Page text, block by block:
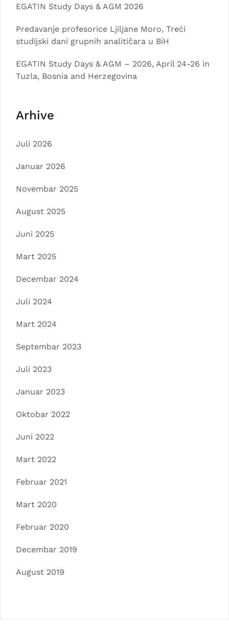
EGATIN Study Days & AGM 2026
Predavanje profesorice Ljiljane Moro, Treći
studijski dani grupnih analitičara u BiH
EGATIN Study Days & AGM – 2026, April 24-26 in
Tuzla, Bosnia and Herzegovina
Arhive
Juli 2026
Januar 2026
Novembar 2025
August 2025
Juni 2025
Mart 2025
Decembar 2024
Juli 2024
Mart 2024
Septembar 2023
Juli 2023
Januar 2023
Oktobar 2022
Juni 2022
Mart 2022
Februar 2021
Mart 2020
Februar 2020
Decembar 2019
August 2019